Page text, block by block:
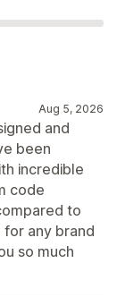
Aug 5, 2026
and
been
incredible
code
to
any brand
so much